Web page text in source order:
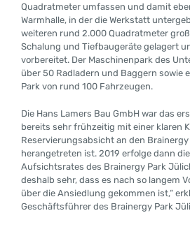
Quadratmeter umfassen und damit
Warmhalle, in der die Werkstatt
weiteren rund 2.000 Quadratmeter
Schalung und Tiefbaugeräte gelagert
vorbereitet. Der Maschinenpark des
über 50 Radladern und Baggern sowie
Park von rund 100 Fahrzeugen.
Die Hans Lamers Bau GmbH war das
bereits sehr frühzeitig mit einer klaren
Reservierungsabsicht an den
herangetreten ist. 2019 erfolge dann
Aufsichtsrates des Brainergy Park
deshalb sehr, dass es nach so langem
über die Ansiedlung gekommen ist,“
Geschäftsführer des Brainergy Park